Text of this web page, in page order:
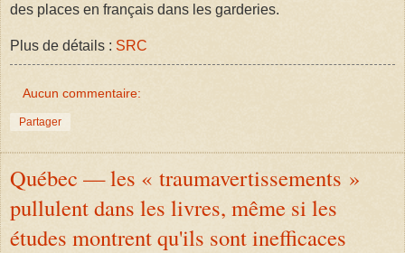
des places en français dans les garderies.
Plus de détails : SRC
Aucun commentaire:
Partager
Québec — les « traumavertissements »
pullulent dans les livres, même si les
études montrent qu'ils sont inefficaces